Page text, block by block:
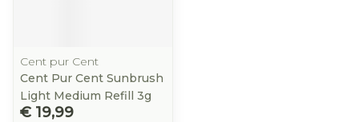
Cent pur Cent
Cent Pur Cent Sunbrush
Light Medium Refill 3g
€ 19,99